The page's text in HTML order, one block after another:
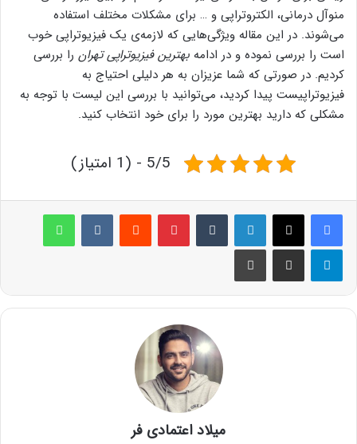
منوآل درمانی، الکتروتراپی و … برای مشکلات مختلف استفاده
می‌شوند. در این مقاله ویژگی‌هایی که لازمه‌ی یک فیزیوتراپی خوب
است را بررسی نموده و در ادامه بهترین فیزیوتراپی تهران را بررسی
کردیم. در صورتی که شما عزیزان به هر دلیلی احتیاج به
فیزیوتراپیست پیدا کردید، می‌توانید با بررسی این لیست با توجه به
مشکلی که دارید بهترین مورد را برای خود انتخاب کنید.
5/5 - (1 امتیاز)
لینکدین ‫تامبلر پینترست‫رددیت ‫VKontakteواتس آپ
تلگرام اشتراک گذاری از طریق ایمیل چاپ
میلاد اعتمادی فر